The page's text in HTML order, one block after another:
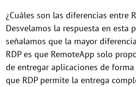
¿Cuáles son las diferencias entre
Desvelamos la respuesta en esta
señalamos que la mayor
RDP es que RemoteApp solo
de entregar aplicaciones de
que RDP permite la entrega